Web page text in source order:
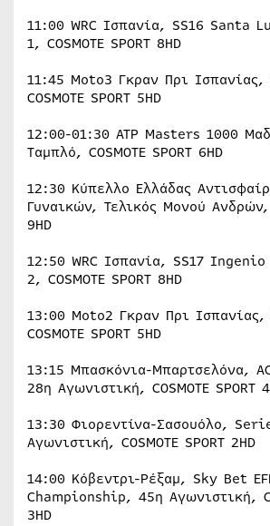
11:00 WRC Ισπανία, SS16 Santa
1, COSMOTE SPORT 8HD
11:45 Moto3 Γκραν Πρι
COSMOTE SPORT 5HD
12:00-01:30 ATP Masters 1000
Ταμπλό, COSMOTE SPORT 6HD
12:30 Κύπελλο Ελλάδας
Γυναικών, Τελικός Μονού Ανδρών,
9HD
12:50 WRC Ισπανία, SS17
2, COSMOTE SPORT 8HD
13:00 Moto2 Γκραν Πρι
COSMOTE SPORT 5HD
13:15 Μπασκόνια-Μπαρτσελόνα,
28η Αγωνιστική, COSMOTE SPORT
13:30 Φιορεντίνα-Σασουόλο,
Αγωνιστική, COSMOTE SPORT 2HD
14:00 Κόβεντρι-Ρέξαμ, Sky Bet
Championship, 45η Αγωνιστική,
3HD